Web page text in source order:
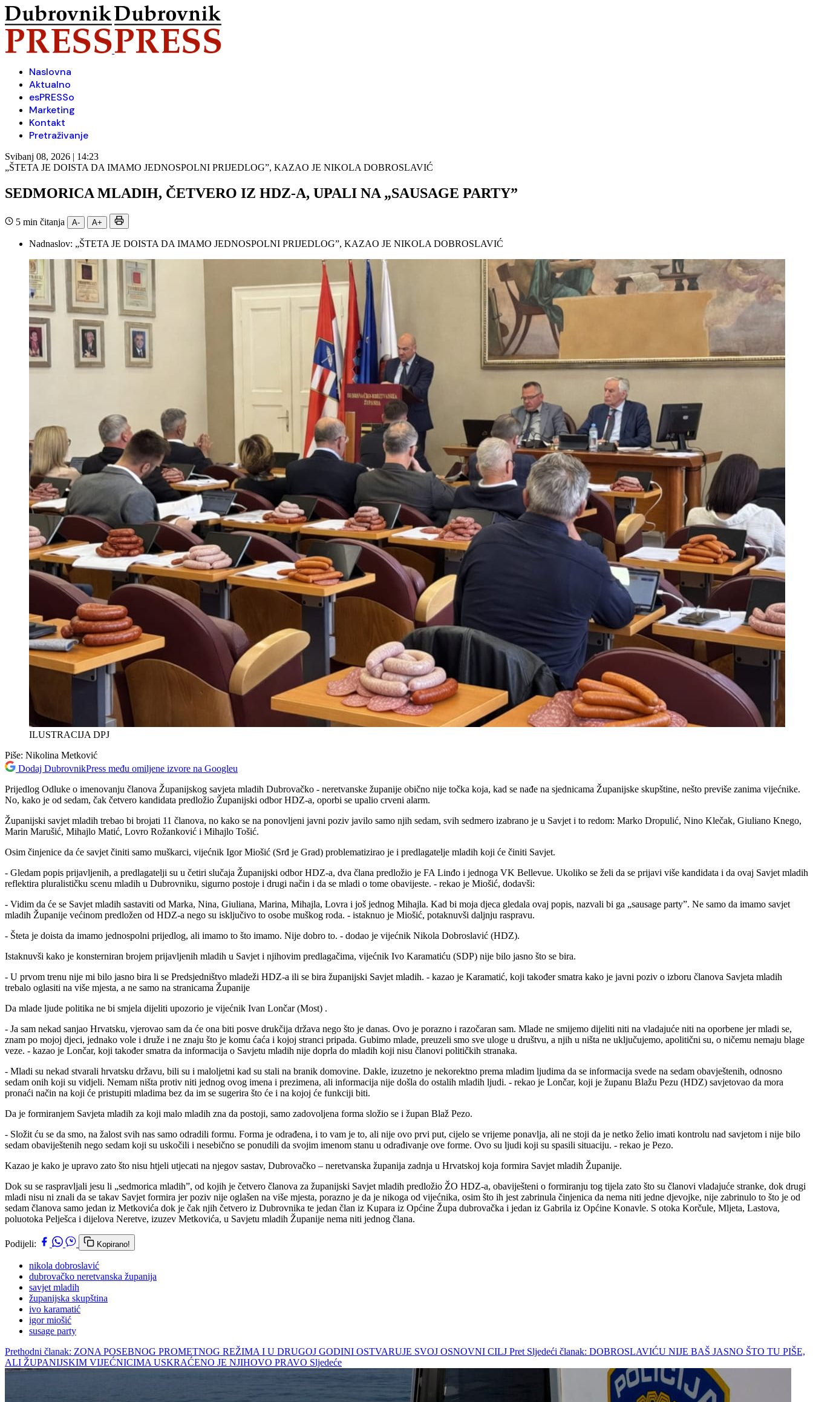
Naslovna
Aktualno
esPRESSo
Marketing
Kontakt
Pretraživanje
Svibanj 08, 2026 | 14:23
„ŠTETA JE DOISTA DA IMAMO JEDNOSPOLNI PRIJEDLOG”, KAZAO JE NIKOLA DOBROSLAVIĆ
SEDMORICA MLADIH, ČETVERO IZ HDZ-A, UPALI NA „SAUSAGE PARTY”
5 min čitanja A- A+
Nadnaslov: „ŠTETA JE DOISTA DA IMAMO JEDNOSPOLNI PRIJEDLOG”, KAZAO JE NIKOLA DOBROSLAVIĆ
ILUSTRACIJA DPJ
Piše: Nikolina Metković
Dodaj DubrovnikPress među omiljene izvore na Googleu
Prijedlog Odluke o imenovanju članova Županijskog savjeta mladih Dubrovačko - neretvanske županije obično nije točka koja, kad se nađe na sjednicama Županijske skupštine, nešto previše zanima vijećnike.
No, kako je od sedam, čak četvero kandidata predložio Županijski odbor HDZ-a, oporbi se upalio crveni alarm.
Županijski savjet mladih trebao bi brojati 11 članova, no kako se na ponovljeni javni poziv javilo samo njih sedam, svih sedmero izabrano je u Savjet i to redom: Marko Dropulić, Nino Klečak, Giuliano Knego,
Marin Marušić, Mihajlo Matić, Lovro Rožanković i Mihajlo Tošić.
Osim činjenice da će savjet činiti samo muškarci, vijećnik Igor Miošić (Srđ je Grad) problematizirao je i predlagatelje mladih koji će činiti Savjet.
- Gledam popis prijavljenih, a predlagatelji su u četiri slučaja Županijski odbor HDZ-a, dva člana predložio je FA Linđo i jednoga VK Bellevue. Ukoliko se želi da se prijavi više kandidata i da ovaj Savjet mladih
reflektira pluralističku scenu mladih u Dubrovniku, sigurno postoje i drugi način i da se mladi o tome obavijeste. - rekao je Miošić, dodavši:
- Vidim da će se Savjet mladih sastaviti od Marka, Nina, Giuliana, Marina, Mihajla, Lovra i još jednog Mihajla. Kad bi moja djeca gledala ovaj popis, nazvali bi ga „sausage party”. Ne samo da imamo savjet
mladih Županije većinom predložen od HDZ-a nego su isključivo to osobe muškog roda. - istaknuo je Miošić, potaknuvši daljnju raspravu.
- Šteta je doista da imamo jednospolni prijedlog, ali imamo to što imamo. Nije dobro to. - dodao je vijećnik Nikola Dobroslavić (HDZ).
Istaknuvši kako je konsterniran brojem prijavljenih mladih u Savjet i njihovim predlagačima, vijećnik Ivo Karamatiću (SDP) nije bilo jasno što se bira.
- U prvom trenu nije mi bilo jasno bira li se Predsjedništvo mladeži HDZ-a ili se bira županijski Savjet mladih. - kazao je Karamatić, koji također smatra kako je javni poziv o izboru članova Savjeta mladih
trebalo oglasiti na više mjesta, a ne samo na stranicama Županije
Da mlade ljude politika ne bi smjela dijeliti upozorio je vijećnik Ivan Lončar (Most) .
- Ja sam nekad sanjao Hrvatsku, vjerovao sam da će ona biti posve drukčija država nego što je danas. Ovo je porazno i razočaran sam. Mlade ne smijemo dijeliti niti na vladajuće niti na oporbene jer mladi se,
znam po mojoj djeci, jednako vole i druže i ne znaju što je komu ćaća i kojoj stranci pripada. Gubimo mlade, preuzeli smo sve uloge u društvu, a njih u ništa ne uključujemo, apolitični su, o ničemu nemaju blage
veze. - kazao je Lončar, koji također smatra da informacija o Savjetu mladih nije doprla do mladih koji nisu članovi političkih stranaka.
- Mladi su nekad stvarali hrvatsku državu, bili su i maloljetni kad su stali na branik domovine. Dakle, izuzetno je nekorektno prema mladim ljudima da se informacija svede na sedam obavještenih, odnosno
sedam onih koji su vidjeli. Nemam ništa protiv niti jednog ovog imena i prezimena, ali informacija nije došla do ostalih mladih ljudi. - rekao je Lončar, koji je županu Blažu Pezu (HDZ) savjetovao da mora
pronaći način na koji će pristupiti mladima bez da im se sugerira što će i na kojoj će funkciji biti.
Da je formiranjem Savjeta mladih za koji malo mladih zna da postoji, samo zadovoljena forma složio se i župan Blaž Pezo.
- Složit ću se da smo, na žalost svih nas samo odradili formu. Forma je odrađena, i to vam je to, ali nije ovo prvi put, cijelo se vrijeme ponavlja, ali ne stoji da je netko želio imati kontrolu nad savjetom i nije bilo
sedam obaviještenih nego sedam koji su uskočili i nesebično se ponudili da svojim imenom stanu u odrađivanje ove forme. Ovo su ljudi koji su spasili situaciju. - rekao je Pezo.
Kazao je kako je upravo zato što nisu htjeli utjecati na njegov sastav, Dubrovačko – neretvanska županija zadnja u Hrvatskoj koja formira Savjet mladih Županije.
Dok su se raspravljali jesu li „sedmorica mladih”, od kojih je četvero članova za županijski Savjet mladih predložio ŽO HDZ-a, obaviješteni o formiranju tog tijela zato što su članovi vladajuće stranke, dok drugi
mladi nisu ni znali da se takav Savjet formira jer poziv nije oglašen na više mjesta, porazno je da je nikoga od vijećnika, osim što ih jest zabrinula činjenica da nema niti jedne djevojke, nije zabrinulo to što je od
sedam članova samo jedan iz Metkovića dok je čak njih četvero iz Dubrovnika te jedan član iz Kupara iz Općine Župa dubrovačka i jedan iz Gabrila iz Općine Konavle. S otoka Korčule, Mljeta, Lastova,
poluotoka Pelješca i dijelova Neretve, izuzev Metkovića, u Savjetu mladih Županije nema niti jednog člana.
Podijeli: Kopirano!
nikola dobroslavić
dubrovačko neretvanska županija
savjet mladih
županijska skupština
ivo karamatić
igor miošić
susage party
Prethodni članak: ZONA POSEBNOG PROMETNOG REŽIMA I U DRUGOJ GODINI OSTVARUJE SVOJ OSNOVNI CILJ Pret Sljedeći članak: DOBROSLAVIĆU NIJE BAŠ JASNO ŠTO TU PIŠE,
ALI ŽUPANIJSKIM VIJEĆNICIMA USKRAĆENO JE NJIHOVO PRAVO Sljedeće